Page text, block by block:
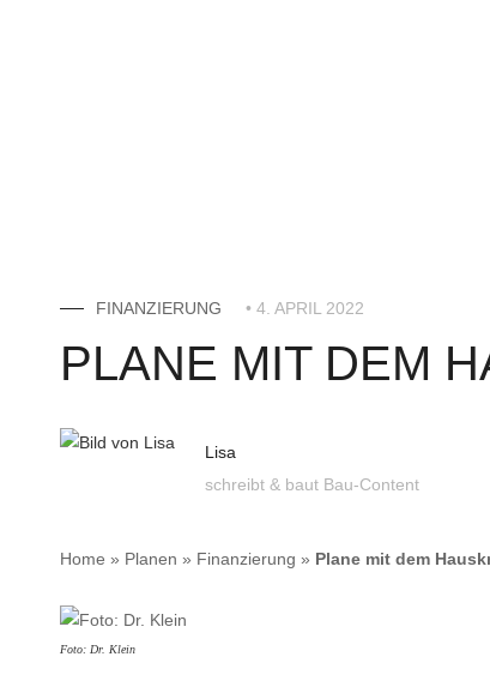
FINANZIERUNG • 4. APRIL 2022
PLANE MIT DEM
Lisa
schreibt & baut Bau-Content
Home » Planen » Finanzierung » Plane mit dem
Foto: Dr. Klein